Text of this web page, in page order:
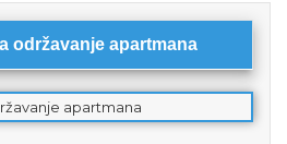
održavanje apartmana